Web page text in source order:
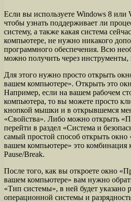
Если вы используете Windows 8 или
чтобы узнать поддерживает ли
систему, а также какая система
компьютере, не нужно никакого
программного обеспечения. Всю
можно получить через
Для этого нужно просто открыть
вашем компьютере». Открыть это
Например, если на вашем рабочем
компьютера, то вы можете просто
кнопкой мышки и в открывшемся
«Свойства». Либо можно открыть
перейти в раздел «Система и
самый простой способ открыть
вашем компьютере» это комбинация
Pause/Break.
После того, как вы откроете окно
вашем компьютере» вам нужно
«Тип системы», в ней будет указано
операционной системы и